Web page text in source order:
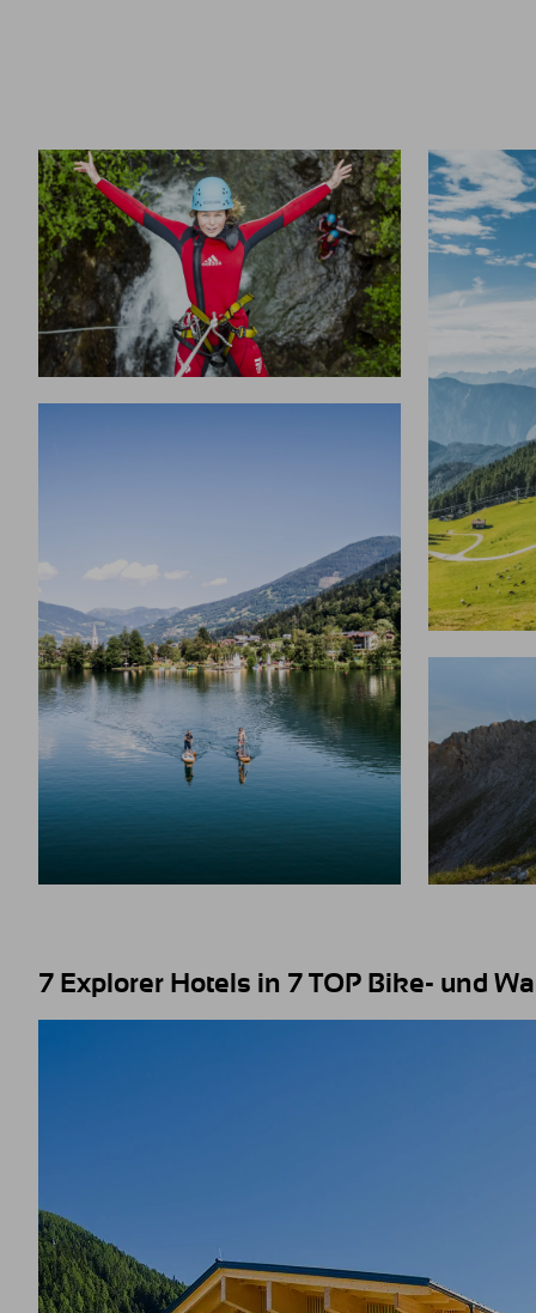
7 Explorer Hotels in 7 TOP Bike- und